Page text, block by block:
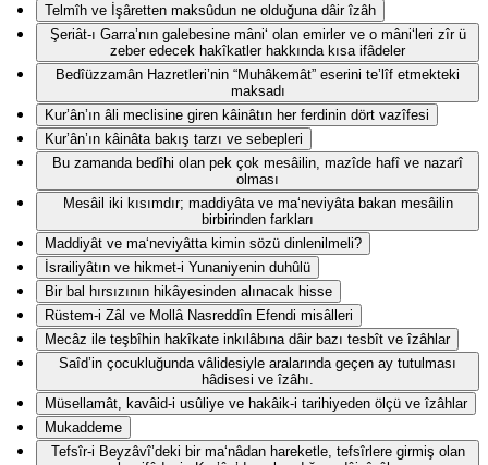
Telmîh ve İşâretten maksûdun ne olduğuna dâir îzâh
Şeriât-ı Garra’nın galebesine mâni‘ olan emirler ve o mâni‘leri zîr ü
zeber edecek hakîkatler hakkında kısa ifâdeler
Bedîüzzamân Hazretleri’nin “Muhâkemât” eserini te’lîf etmekteki
maksadı
Kur’ân’ın âli meclisine giren kâinâtın her ferdinin dört vazîfesi
Kur’ân’ın kâinâta bakış tarzı ve sebepleri
Bu zamanda bedîhi olan pek çok mesâilin, mazîde hafî ve nazarî
olması
Mesâil iki kısımdır; maddiyâta ve ma‘neviyâta bakan mesâilin
birbirinden farkları
Maddiyât ve ma‘neviyâtta kimin sözü dinlenilmeli?
İsrailiyâtın ve hikmet-i Yunaniyenin duhûlü
Bir bal hırsızının hikâyesinden alınacak hisse
Rüstem-i Zâl ve Mollâ Nasreddîn Efendi misâlleri
Mecâz ile teşbîhin hakîkate inkılâbına dâir bazı tesbît ve îzâhlar
Saîd’in çocukluğunda vâlidesiyle aralarında geçen ay tutulması
hâdisesi ve îzâhı.
Müsellamât, kavâid-i usûliye ve hakâik-i tarihiyeden ölçü ve îzâhlar
Mukaddeme
Tefsîr-i Beyzâvî’deki bir ma‘nâdan hareketle, tefsîrlere girmiş olan